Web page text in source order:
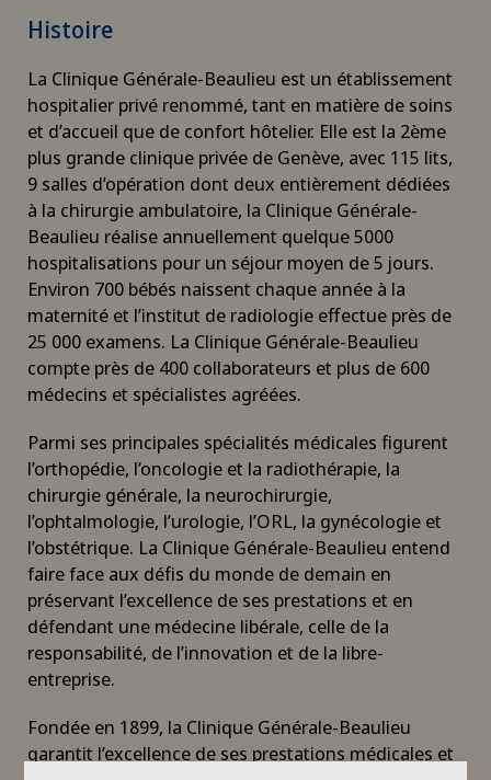
Histoire
La Clinique Générale-Beaulieu est un établissement
hospitalier privé renommé, tant en matière de soins
et d’accueil que de confort hôtelier. Elle est la 2ème
plus grande clinique privée de Genève, avec 115 lits,
9 salles d’opération dont deux entièrement dédiées
à la chirurgie ambulatoire, la Clinique Générale-
Beaulieu réalise annuellement quelque 5000
hospitalisations pour un séjour moyen de 5 jours.
Environ 700 bébés naissent chaque année à la
maternité et l’institut de radiologie effectue près de
25 000 examens. La Clinique Générale-Beaulieu
compte près de 400 collaborateurs et plus de 600
médecins et spécialistes agréées.
Parmi ses principales spécialités médicales figurent
l’orthopédie, l’oncologie et la radiothérapie, la
chirurgie générale, la neurochirurgie,
l’ophtalmologie, l’urologie, l’ORL, la gynécologie et
l’obstétrique. La Clinique Générale-Beaulieu entend
faire face aux défis du monde de demain en
préservant l’excellence de ses prestations et en
défendant une médecine libérale, celle de la
responsabilité, de l’innovation et de la libre-
entreprise.
Fondée en 1899, la Clinique Générale-Beaulieu
garantit l’excellence de ses prestations médicales et